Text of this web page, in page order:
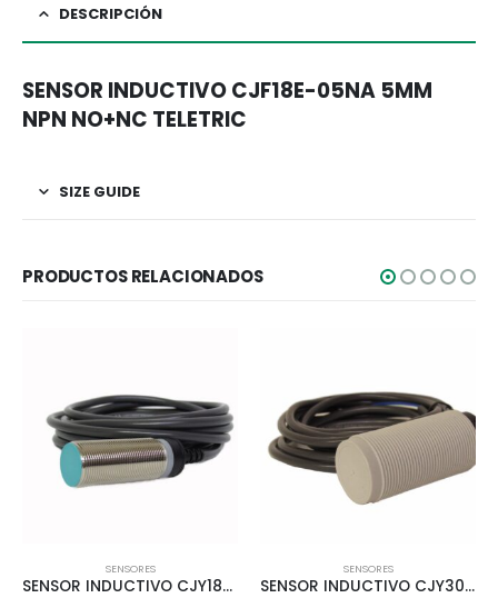
DESCRIPCIÓN
SENSOR INDUCTIVO CJF18E-05NA 5MM
NPN NO+NC TELETRIC
SIZE GUIDE
PRODUCTOS RELACIONADOS
SENSORES
SENSOR INDUCTIVO CJY18-05NC 5MM NPN NO+NC TELETRIC
SENSORES
SENSOR INDUCTIVO CJY30-10PC 10MM PNP NO+NC TELETRIC